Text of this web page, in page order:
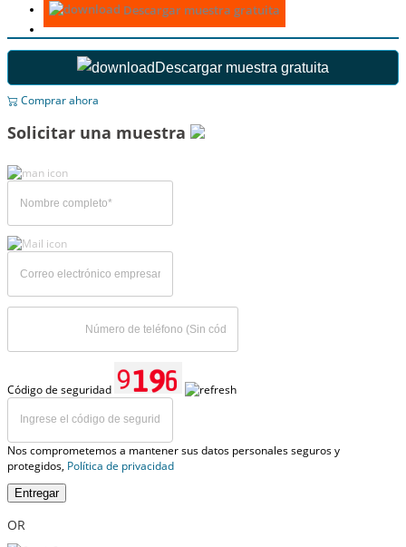
Descargar muestra gratuita
Descargar muestra gratuita
Comprar ahora
Solicitar una muestra
Código de seguridad
Nos comprometemos a mantener sus datos personales seguros y
protegidos, Política de privacidad
Entregar
OR